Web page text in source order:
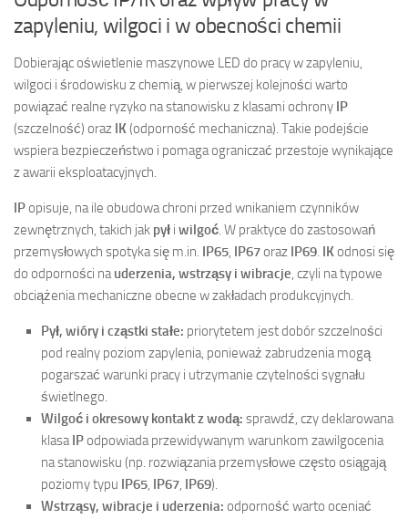
zapyleniu, wilgoci i w obecności chemii
Dobierając oświetlenie maszynowe LED do pracy w zapyleniu,
wilgoci i środowisku z chemią, w pierwszej kolejności warto
powiązać realne ryzyko na stanowisku z klasami ochrony IP
(szczelność) oraz IK(odporność mechaniczna). Takie podejście
wspiera bezpieczeństwo i pomaga ograniczać przestoje wynikające
z awarii eksploatacyjnych.
IPopisuje, na ile obudowa chroni przed wnikaniem czynników
zewnętrznych, takich jak pył i wilgoć. W praktyce do zastosowań
przemysłowych spotyka się m.in. IP65, IP67oraz IP69. IKodnosi się
do odporności nauderzenia, wstrząsy i wibracje, czyli na typowe
obciążenia mechaniczne obecne w zakładach produkcyjnych.
Pył, wióry i cząstki stałe: priorytetem jest dobór szczelności
pod realny poziom zapylenia, ponieważ zabrudzenia mogą
pogarszać warunki pracy i utrzymanie czytelności sygnału
świetlnego.
Wilgoć i okresowy kontakt z wodą: sprawdź, czy deklarowana
klasaIPodpowiada przewidywanym warunkom zawilgocenia
na stanowisku (np. rozwiązania przemysłowe często osiągają
poziomy typu IP65, IP67, IP69).
Wstrząsy, wibracje i uderzenia: odporność warto oceniać